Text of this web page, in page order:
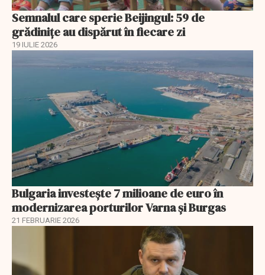
Semnalul care sperie Beijingul: 59 de
grădinițe au dispărut în fiecare zi
19 IULIE 2026
Bulgaria investește 7 milioane de euro în
modernizarea porturilor Varna și Burgas
21 FEBRUARIE 2026